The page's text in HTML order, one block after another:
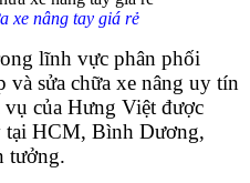
xe nâng tay giá rẻ
lĩnh vực phân phối
và sửa chữa xe nâng uy tín
của Hưng Việt được
tại HCM, Bình Dương,
tưởng.